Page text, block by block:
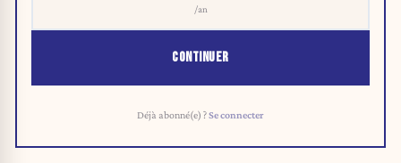
/an
CONTINUER
Déjà abonné(e) ?Se connecter